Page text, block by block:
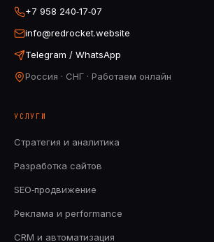
+7 958 240‑17‑07
info@redrocket.website
Telegram / WhatsApp
Россия · СНГ · Работаем онлайн
УСЛУГИ
Стратегия и аналитика
Разработка сайтов
SEO‑продвижение
Реклама и performance
CRM и автоматизация